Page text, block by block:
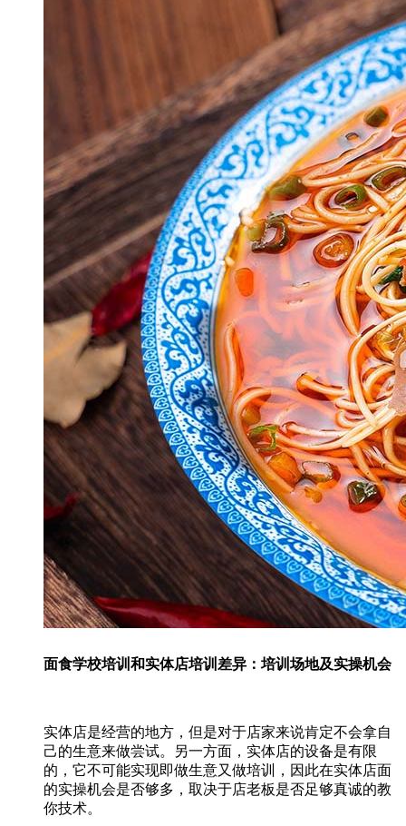
面食学校培训和实体店培训差异：培训场地及实操机会
实体店是经营的地方，但是对于店家来说肯定不会拿自
己的生意来做尝试。另一方面，实体店的设备是有限
的，它不可能实现即做生意又做培训，因此在实体店面
的实操机会是否够多，取决于店老板是否足够真诚的教
你技术。